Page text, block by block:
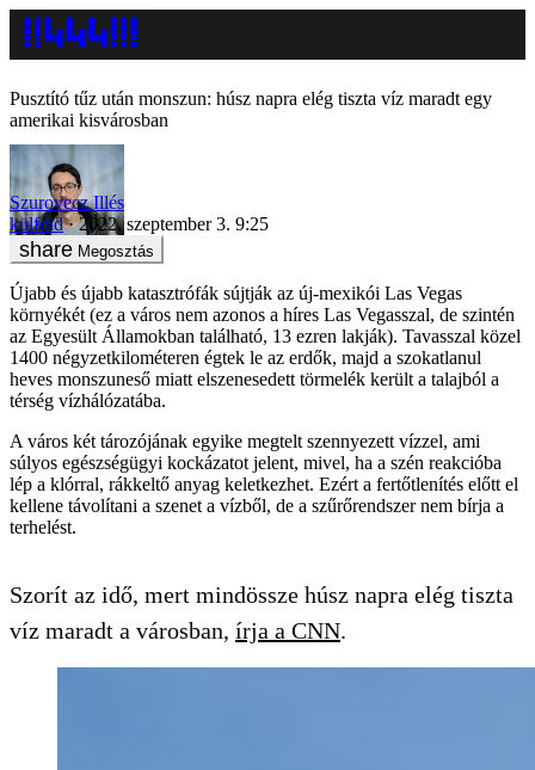
Pusztító tűz után monszun: húsz napra elég tiszta víz maradt egy
amerikai kisvárosban
Szurovecz Illés
külföld
2022. szeptember 3. 9:25
Megosztás
Újabb és újabb katasztrófák sújtják az új-mexikói Las Vegas
környékét (ez a város nem azonos a híres Las Vegasszal, de szintén
az Egyesült Államokban található, 13 ezren lakják). Tavasszal közel
1400 négyzetkilométeren égtek le az erdők, majd a szokatlanul
heves monszuneső miatt elszenesedett törmelék került a talajból a
térség vízhálózatába.
A város két tározójának egyike megtelt szennyezett vízzel, ami
súlyos egészségügyi kockázatot jelent, mivel, ha a szén reakcióba
lép a klórral, rákkeltő anyag keletkezhet. Ezért a fertőtlenítés előtt el
kellene távolítani a szenet a vízből, de a szűrőrendszer nem bírja a
terhelést.
Szorít az idő, mert mindössze húsz napra elég tiszta
víz maradt a városban, írja a CNN.